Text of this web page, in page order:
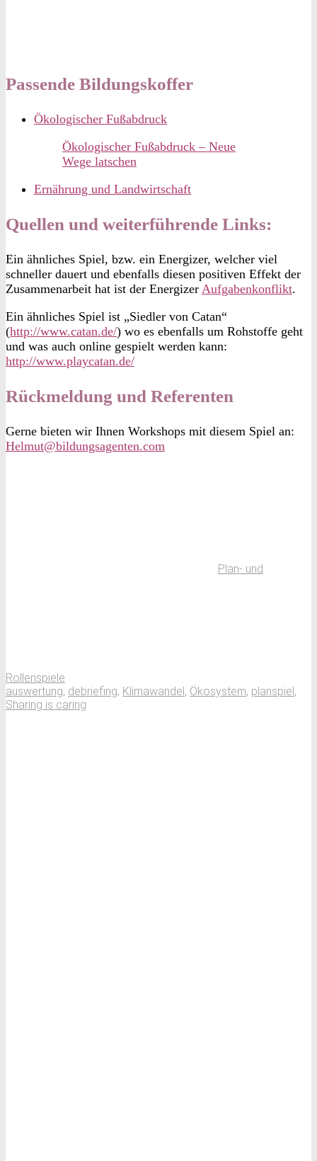
Passende Bildungskoffer
Ökologischer Fußabdruck
Ökologischer Fußabdruck – Neue
Wege latschen
Ernährung und Landwirtschaft
Quellen und weiterführende Links:
Ein ähnliches Spiel, bzw. ein Energizer, welcher viel
schneller dauert und ebenfalls diesen positiven Effekt der
Zusammenarbeit hat ist der Energizer Aufgabenkonflikt.
Ein ähnliches Spiel ist „Siedler von Catan“
(http://www.catan.de/) wo es ebenfalls um Rohstoffe geht
und was auch online gespielt werden kann:
http://www.playcatan.de/
Rückmeldung und Referenten
Gerne bieten wir Ihnen Workshops mit diesem Spiel an:
Helmut@bildungsagenten.com
Plan- und
Rollenspiele
auswertung, debriefing, Klimawandel , Ökosystem, planspiel ,
Sharing is caring